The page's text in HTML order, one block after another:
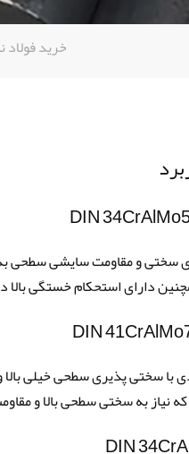
خرید فولاد
نیتراته ۱٫۸۵۰۷ دارای سختی و
دارای استحکام خستگی بالا
نیتراته ۱٫۸۵۰۹ فولادی با سختی
نیاز به سختی سطحی بالا و